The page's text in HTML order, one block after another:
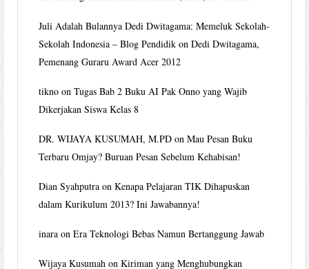
Juli Adalah Bulannya Dedi Dwitagama: Memeluk Sekolah-
Sekolah Indonesia – Blog Pendidik onDedi Dwitagama,
Pemenang Guraru Award Acer 2012
tikno onTugas Bab 2 Buku AI Pak Onno yang Wajib
Dikerjakan Siswa Kelas 8
DR. WIJAYA KUSUMAH, M.PD onMau Pesan Buku
Terbaru Omjay? Buruan Pesan Sebelum Kehabisan!
Dian Syahputra onKenapa Pelajaran TIK Dihapuskan
dalam Kurikulum 2013? Ini Jawabannya!
inara onEra Teknologi Bebas Namun Bertanggung Jawab
Wijaya Kusumah onKiriman yang Menghubungkan